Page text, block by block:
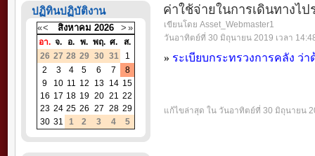
ปฏิทินปฏิบัติงาน
«< สิงหาคม 2026 > »
อา. จ. อ. พ. พฤ. ศ.
ส.
26 27 28 29 30 31
1
2
3 4 5 6 7
8
9
10 11 12 13 14 15
16 17 18 19 20 21 22
23 24 25 26 27 28 29
30 31 1 2 3 4 5
ค่าใช้จ่ายในการเดินทางไป
เขียนโดย Asset_Webmaster1
วันอาทิตย์ที่ 30 มิถุนายน 2019 เวลา
» ระเบียบกระทรวงการคลัง ว่
แก้ไขล่าสุด ใน วันอาทิตย์ที่ 30 มิถุนายน